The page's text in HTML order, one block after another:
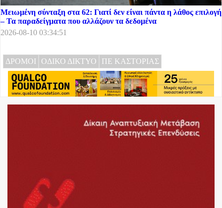
Μειωμένη σύνταξη στα 62: Γιατί δεν είναι πάντα η λάθος επιλογή
– Τα παραδείγματα που αλλάζουν τα δεδομένα
2026-08-10 03:34:51
ΔΡΟΜΟΙ ΟΔΙΚΟ ΔΙΚΤΥΟ ΠΕ ΚΑΣΤΟΡΙΑΣ